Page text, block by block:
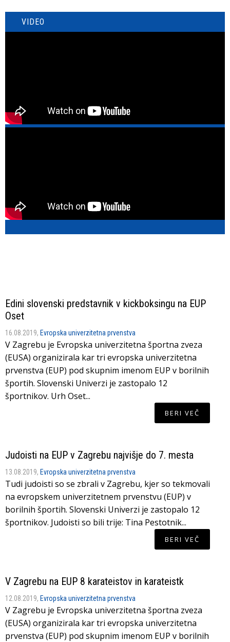
VIDEO
Edini slovenski predstavnik v kickboksingu na EUP
Oset
16.08.2019, Evropska univerzitetna prvenstva
V Zagrebu je Evropska univerzitetna športna zveza
(EUSA) organizirala kar tri evropska univerzitetna
prvenstva (EUP) pod skupnim imenom EUP v borilnih
športih. Slovenski Univerzi je zastopalo 12
športnikov. Urh Oset...
BERI VEČ
Judoisti na EUP v Zagrebu najvišje do 7. mesta
13.08.2019, Evropska univerzitetna prvenstva
Tudi judoisti so se zbrali v Zagrebu, kjer so tekmovali
na evropskem univerzitetnem prvenstvu (EUP) v
borilnih športih. Slovenski Univerzi je zastopalo 12
športnikov. Judoisti so bili trije: Tina Pestotnik...
BERI VEČ
V Zagrebu na EUP 8 karateistov in karateistk
12.08.2019, Evropska univerzitetna prvenstva
V Zagrebu je Evropska univerzitetna športna zveza
(EUSA) organizirala kar tri evropska univerzitetna
prvenstva (EUP) pod skupnim imenom EUP v borilnih